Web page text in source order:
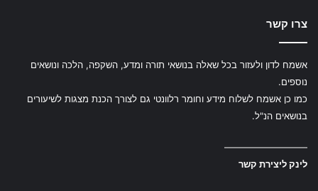
צרו קשר
אשמח לדון ולעזור בכל שאלה בנושאי תורה ומדע, השקפה, הלכה ונושאים
נוספים.
כמו כן אשמח לשלוח מידע וחומר רלוונטי גם לצורך הכנת מצגות לשיעורים
בנושאים הנ"ל.
—————————
לינק ליצירת קשר